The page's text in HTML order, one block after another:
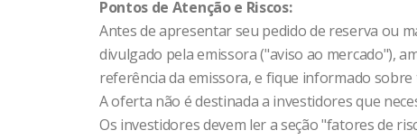
Pontos de Atenção e Riscos:
Antes de apresentar seu pedido de reserva ou
divulgado pela emissora ("aviso ao mercado"),
referência da emissora, e fique informado
A oferta não é destinada a investidores que
Os investidores devem ler a seção "fatores de